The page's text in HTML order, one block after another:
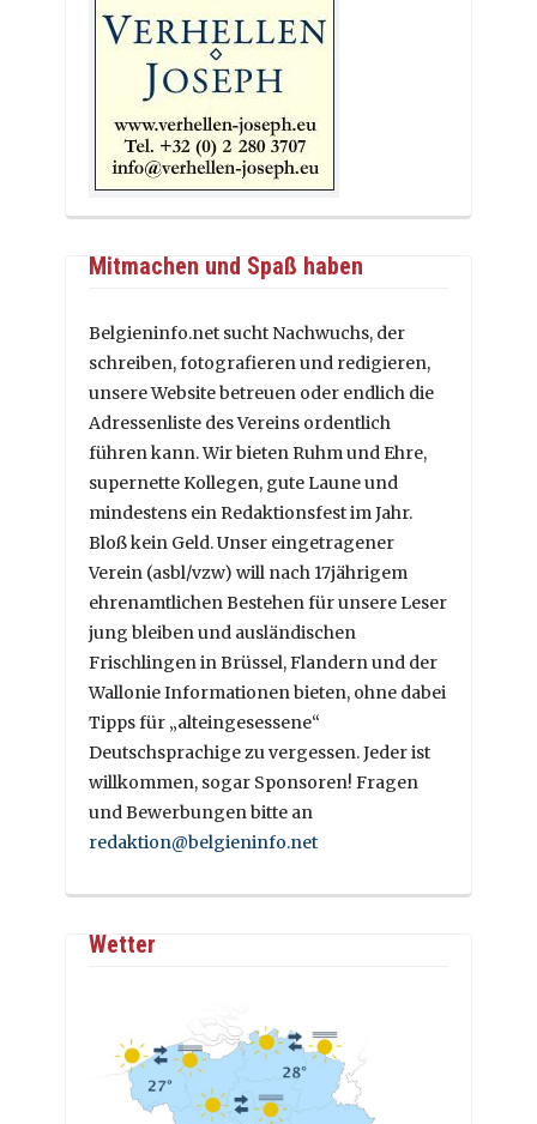
Mitmachen und Spaß haben
Belgieninfo.net sucht Nachwuchs, der
schreiben, fotografieren und redigieren,
unsere Website betreuen oder endlich die
Adressenliste des Vereins ordentlich
führen kann. Wir bieten Ruhm und Ehre,
supernette Kollegen, gute Laune und
mindestens ein Redaktionsfest im Jahr.
Bloß kein Geld. Unser eingetragener
Verein (asbl/vzw) will nach 17jährigem
ehrenamtlichen Bestehen für unsere Leser
jung bleiben und ausländischen
Frischlingen in Brüssel, Flandern und der
Wallonie Informationen bieten, ohne dabei
Tipps für „alteingesessene“
Deutschsprachige zu vergessen. Jeder ist
willkommen, sogar Sponsoren! Fragen
und Bewerbungen bitte an
redaktion@belgieninfo.net
Wetter